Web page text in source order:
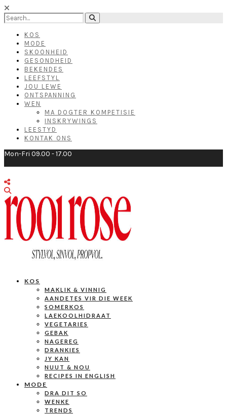
KOS
MODE
SKOONHEID
GESONDHEID
BEKENDES
LEEFSTYL
JOU LEWE
ONTSPANNING
WEN
MA DOGTER KOMPETISIE
INSKRYWINGS
LEESTYD
KONTAK ONS
Mon-Fri 09.00 - 17.00
KOS
MAKLIK & VINNIG
AANDETES VIR DIE WEEK
SOMERKOS
LAEKOOLHIDRAAT
VEGETARIES
GEBAK
NAGEREG
DRANKIES
JY KAN
NUUT & NOU
RECIPES IN ENGLISH
MODE
DRA DIT SO
WENKE
TRENDS